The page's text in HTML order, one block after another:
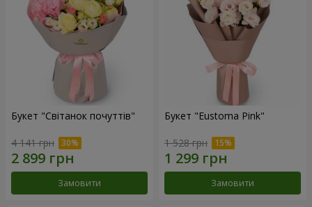
Букет "Світанок почуттів"
4 141 грн
Замовити
Букет "Eustoma Pink"
1 528 грн
Замовити